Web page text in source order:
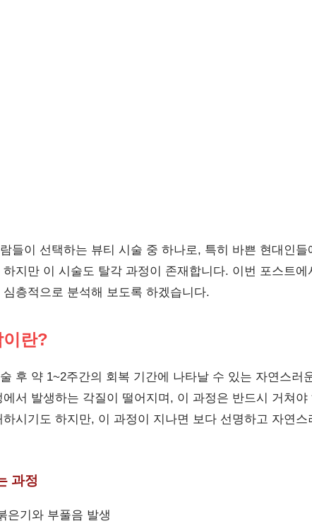
들이 선택하는 뷰티 시술 중 하나로, 특히 바쁜 현대인
지만 이 시술도 탈각 과정이 존재합니다. 이번 포스트에
층적으로 분석해 보도록 하겠습니다.
란?
후 약 1~2주간의 회복 기간에 나타날 수 있는 자연스러
서 발생하는 각질이 떨어지며, 이 과정은 반드시 거쳐
시기도 하지만, 이 과정이 지나면 보다 선명하고 자연
과정
은기와 부풀음 발생